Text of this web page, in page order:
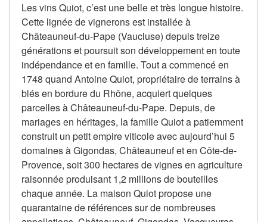
Les vins Quiot, c’est une belle et très longue histoire.
Cette lignée de vignerons est installée à
Châteauneuf-du-Pape (Vaucluse) depuis treize
générations et poursuit son développement en toute
indépendance et en famille. Tout a commencé en
1748 quand Antoine Quiot, propriétaire de terrains à
blés en bordure du Rhône, acquiert quelques
parcelles à Châteauneuf-du-Pape. Depuis, de
mariages en héritages, la famille Quiot a patiemment
construit un petit empire viticole avec aujourd’hui 5
domaines à Gigondas, Châteauneuf et en Côte-de-
Provence, soit 300 hectares de vignes en agriculture
raisonnée produisant 1,2 millions de bouteilles
chaque année. La maison Quiot propose une
quarantaine de références sur de nombreuses